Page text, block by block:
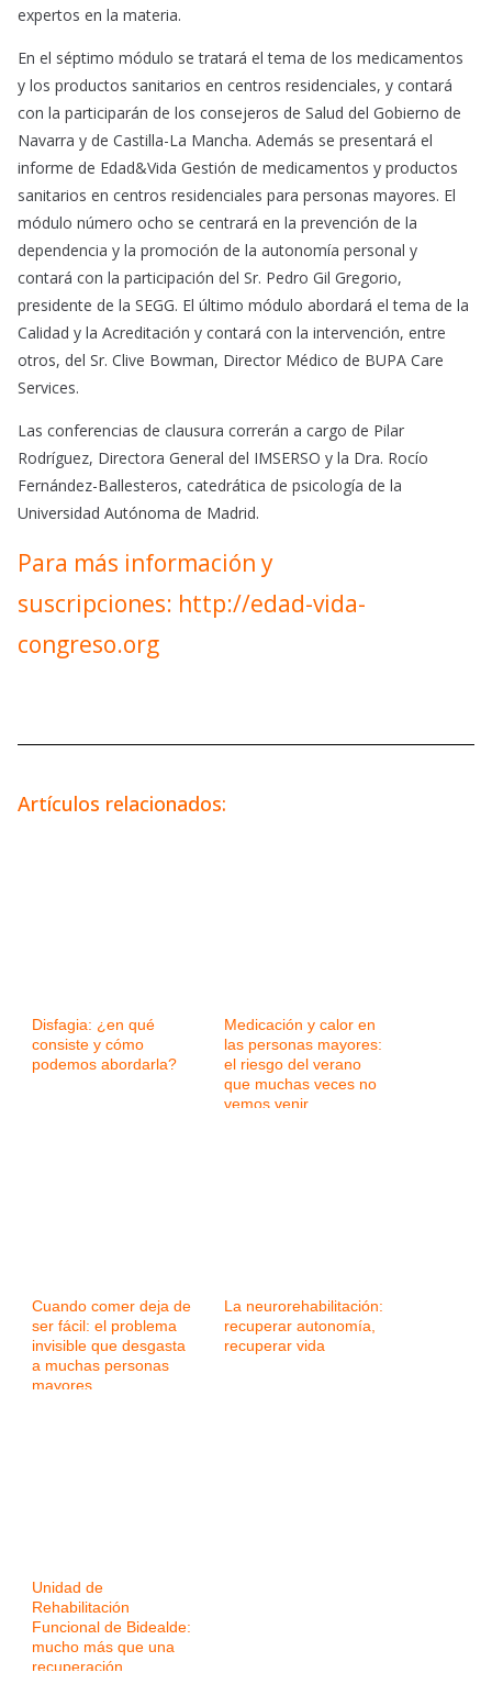
expertos en la materia.
En el séptimo módulo se tratará el tema de los medicamentos
y los productos sanitarios en centros residenciales, y contará
con la participarán de los consejeros de Salud del Gobierno de
Navarra y de Castilla-La Mancha. Además se presentará el
informe de Edad&Vida Gestión de medicamentos y productos
sanitarios en centros residenciales para personas mayores. El
módulo número ocho se centrará en la prevención de la
dependencia y la promoción de la autonomía personal y
contará con la participación del Sr. Pedro Gil Gregorio,
presidente de la SEGG. El último módulo abordará el tema de la
Calidad y la Acreditación y contará con la intervención, entre
otros, del Sr. Clive Bowman, Director Médico de BUPA Care
Services.
Las conferencias de clausura correrán a cargo de Pilar
Rodríguez, Directora General del IMSERSO y la Dra. Rocío
Fernández-Ballesteros, catedrática de psicología de la
Universidad Autónoma de Madrid.
Para más información y
suscripciones: http://edad-vida-
congreso.org
Artículos relacionados:
Disfagia: ¿en qué
consiste y cómo
podemos abordarla?
Medicación y calor en
las personas mayores:
el riesgo del verano
que muchas veces no
vemos venir
Cuando comer deja de
ser fácil: el problema
invisible que desgasta
a muchas personas
mayores
La neurorehabilitación:
recuperar autonomía,
recuperar vida
Unidad de
Rehabilitación
Funcional de Bidealde:
mucho más que una
recuperación